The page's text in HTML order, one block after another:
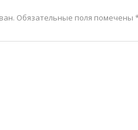
Обязательные поля помечены